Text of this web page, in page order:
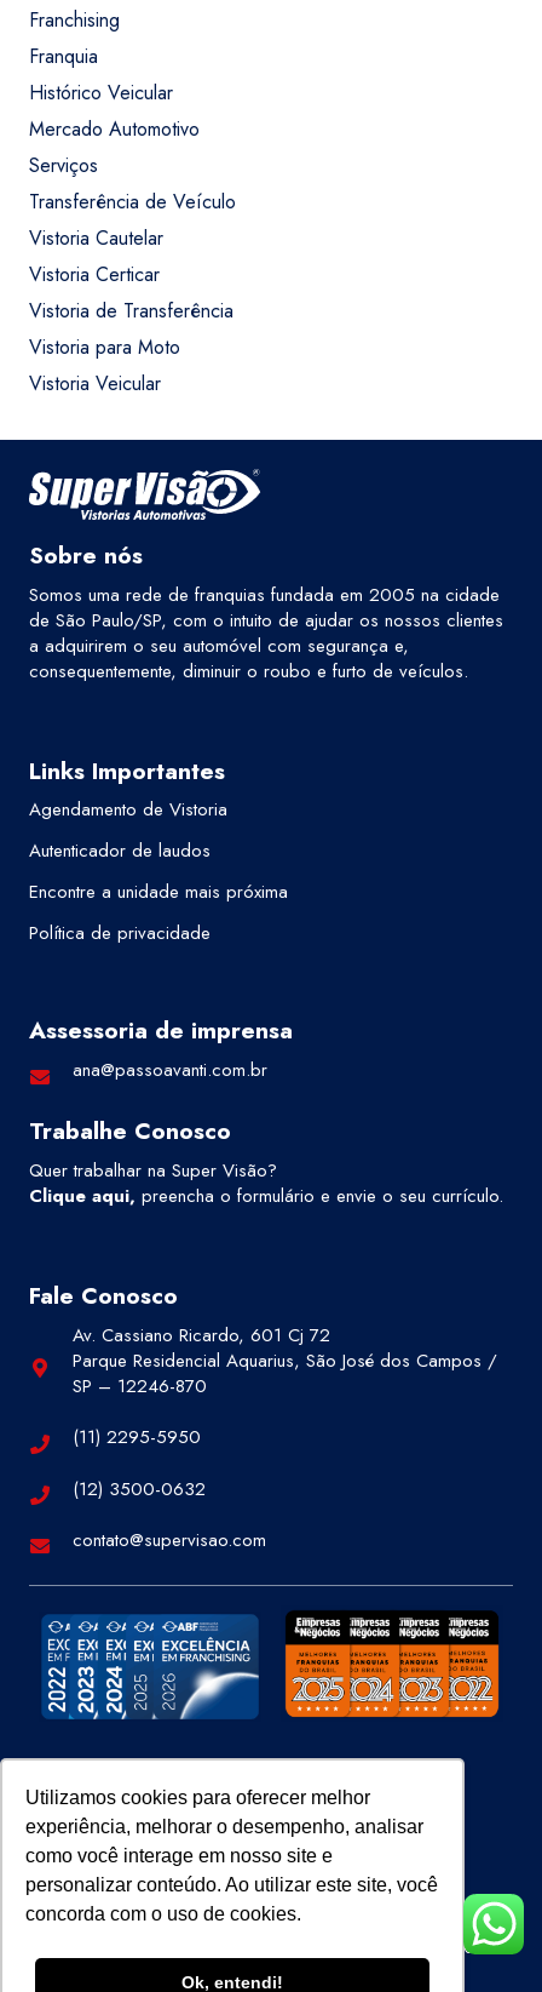
Utilizamos cookies para oferecer melhor
experiência, melhorar o desempenho, analisar
como você interage em nosso site e
personalizar conteúdo. Ao utilizar este site, você
concorda com o uso de cookies.
Ok, entendi!
Franchising
Franquia
Histórico Veicular
Mercado Automotivo
Serviços
Transferência de Veículo
Vistoria Cautelar
Vistoria Certicar
Vistoria de Transferência
Vistoria para Moto
Vistoria Veicular
Sobre nós
Somos uma rede de franquias fundada em 2005 na cidade
de São Paulo/SP, com o intuito de ajudar os nossos clientes
a adquirirem o seu automóvel com segurança e,
consequentemente, diminuir o roubo e furto de veículos.
Links Importantes
Agendamento de Vistoria
Autenticador de laudos
Encontre a unidade mais próxima
Política de privacidade
Assessoria de imprensa
ana@passoavanti.com.br
Trabalhe Conosco
Quer trabalhar na Super Visão?
Clique aqui, preencha o formulário e envie o seu currículo.
Fale Conosco
Av. Cassiano Ricardo, 601 Cj 72
Parque Residencial Aquarius, São José dos Campos /
SP – 12246-870
(11) 2295-5950
(12) 3500-0632
contato@supervisao.com
Site 100% Seguro
Super Visão Perícias e Vistorias Ltda – CNPJ 07.686.414/0001-65.